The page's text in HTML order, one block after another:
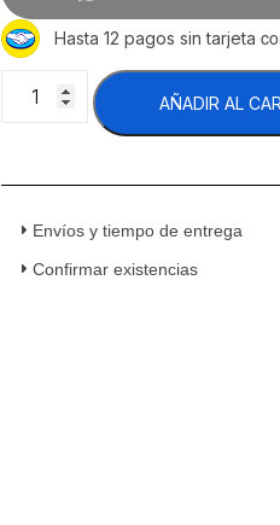
Hasta 12 pagos sin tarjeta
RTC-
Recolector
Sucia
Acero
AÑADIR AL
Envíos y tiempo de entrega
Confirmar existencias